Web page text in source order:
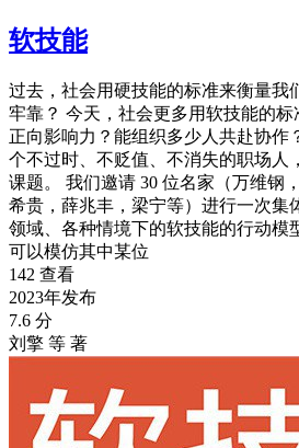
软技能
过去，社会用硬技能的标准来衡量我
牢靠？ 今天，社会更多用软技能的
正向影响力？能组织多少人共赴协作
个不过时、不贬值、不消失的职场人
课题。 我们邀请 30 位名家（万维钢
希贵，薛兆丰，梁宁等）进行一次集
领域、各种情境下的软技能的行动模
可以模仿其中某位
142 查看
2023年发布
7.6 分
刘擎 等 著